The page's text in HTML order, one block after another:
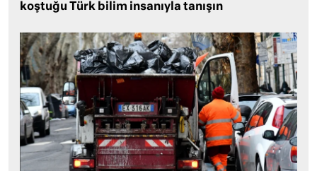
koştuğu Türk bilim insanıyla tanışın